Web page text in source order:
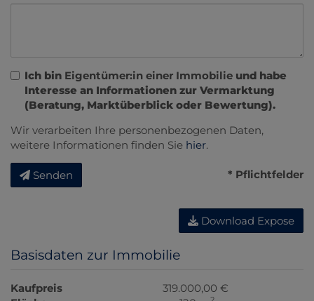
Ich bin Eigentümer:in einer Immobilie und habe
Interesse an Informationen zur Vermarktung
(Beratung, Marktüberblick oder Bewertung).
Wir verarbeiten Ihre personenbezogenen Daten,
weitere Informationen finden Sie hier.
Senden * Pflichtfelder
Download Expose
Basisdaten zur Immobilie
Kaufpreis
319.000,00 €